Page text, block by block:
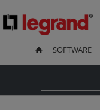
SOFTWARE